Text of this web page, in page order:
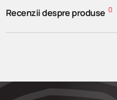
Recenzii despre produse 0